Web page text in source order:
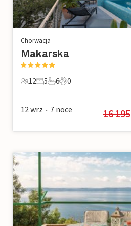
Chorwacja
Makarska
12 Goście
12
5 Sypialnie
5
6 Łazienki
6
0 Zwierzęta domowe
0
12 wrz • 7 noce 16 195